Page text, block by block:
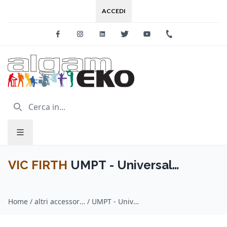
ACCEDI
FacebookInstagramLinkedinTwitter Youtube
VIC FIRTH UMPT - Universal
Home / altri accessori per bacchette / VIC FIRTH / UMPT - Universal Marching Practice Tips